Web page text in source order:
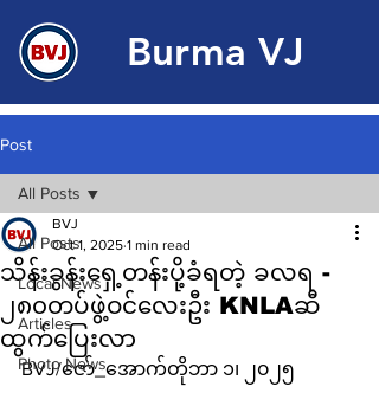
Burma VJ
Post
All Posts
Local News
Articles
Photo News
All Posts
သိန်းခွန်းရှေ့တန်းပို့ခံရတဲ့ ခလရ -
၂၈၀တပ်ဖွဲ့ဝင်လေးဦး KNLAဆီ
ထွက်ပြေးလာ
BVJ
Oct 1, 2025 1 min read
BVJ/ဇော်_အောက်တိုဘာ ၁၊ ၂၀၂၅